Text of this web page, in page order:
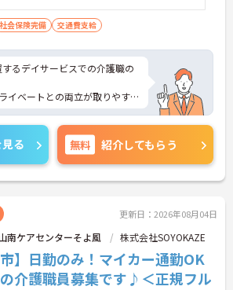
社会保険完備 交通費支給
るデイサービスでの介護職の
イベートとの両立が取りやす
接対策ポイントなど、さらに
すのでお気軽にご相談くださ
る 無料 紹介してもらう
更新日：2026年08月04日
南ケアセンターそよ風 株式会社SOYOKAZE
市】日勤のみ！マイカー通勤OK
介護職員募集です♪＜正規フル